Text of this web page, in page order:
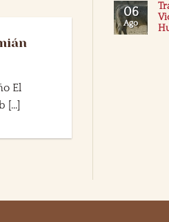
El
[...]
06
Ago